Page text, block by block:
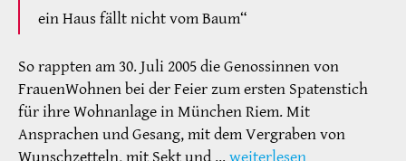
ein Haus fällt nicht vom Baum“
So rappten am 30. Juli 2005 die Genossinnen von
FrauenWohnen bei der Feier zum ersten Spatenstich
für ihre Wohnanlage in München Riem. Mit
Ansprachen und Gesang, mit dem Vergraben von